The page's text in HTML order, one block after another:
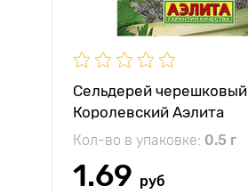
Сельдерей черешковый
Королевский Аэлита
Кол-во в упаковке: 0.5 г
1.69 руб